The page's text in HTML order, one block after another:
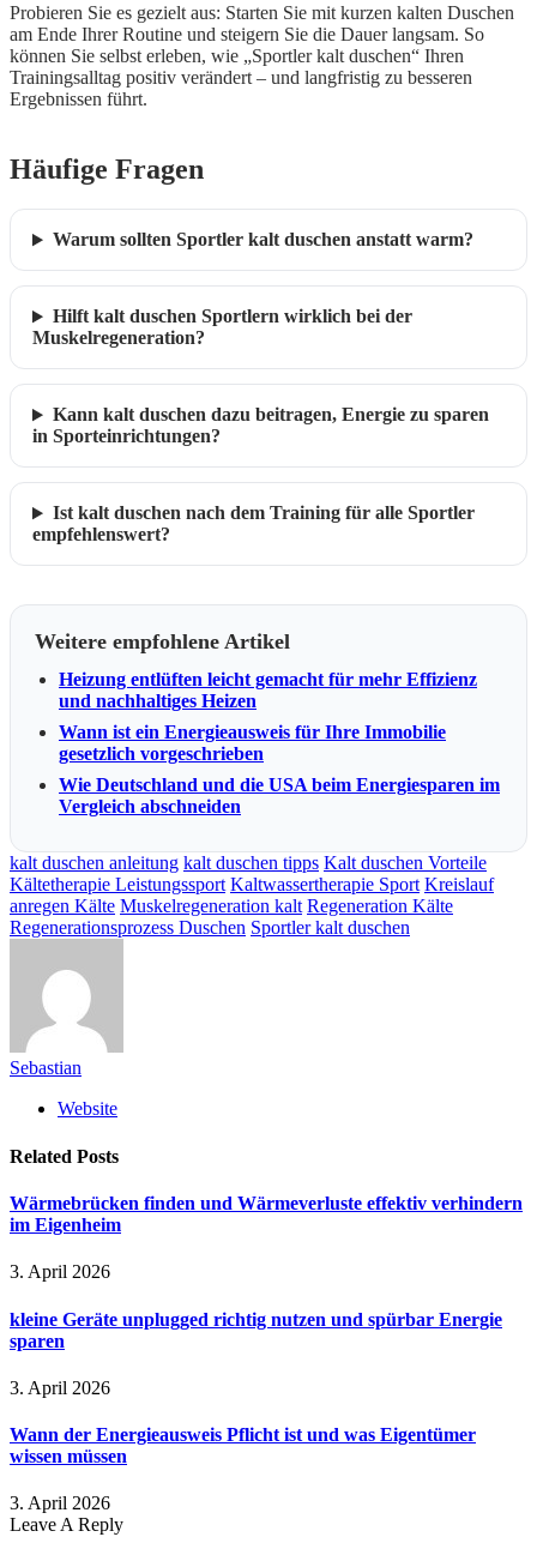
Probieren Sie es gezielt aus: Starten Sie mit kurzen kalten Duschen
am Ende Ihrer Routine und steigern Sie die Dauer langsam. So
können Sie selbst erleben, wie „Sportler kalt duschen“ Ihren
Trainingsalltag positiv verändert – und langfristig zu besseren
Ergebnissen führt.
Häufige Fragen
Warum sollten Sportler kalt duschen anstatt warm?
Hilft kalt duschen Sportlern wirklich bei der
Muskelregeneration?
Kann kalt duschen dazu beitragen, Energie zu sparen
in Sporteinrichtungen?
Ist kalt duschen nach dem Training für alle Sportler
empfehlenswert?
Weitere empfohlene Artikel
Heizung entlüften leicht gemacht für mehr Effizienz
und nachhaltiges Heizen
Wann ist ein Energieausweis für Ihre Immobilie
gesetzlich vorgeschrieben
Wie Deutschland und die USA beim Energiesparen im
Vergleich abschneiden
kalt duschen anleitung kalt duschen tipps Kalt duschen Vorteile
Kältetherapie Leistungssport Kaltwassertherapie Sport Kreislauf
anregen Kälte Muskelregeneration kalt Regeneration Kälte
Regenerationsprozess Duschen Sportler kalt duschen
Sebastian
Website
Related Posts
Wärmebrücken finden und Wärmeverluste effektiv verhindern
im Eigenheim
3. April 2026
kleine Geräte unplugged richtig nutzen und spürbar Energie
sparen
3. April 2026
Wann der Energieausweis Pflicht ist und was Eigentümer
wissen müssen
3. April 2026
Leave A Reply